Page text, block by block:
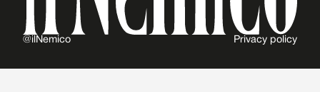
@ilNemico Privacy policy